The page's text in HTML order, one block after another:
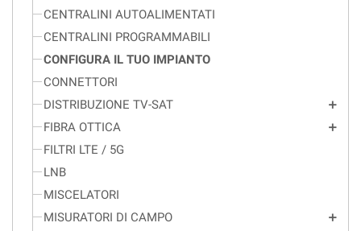
CENTRALINI AUTOALIMENTATI
CENTRALINI PROGRAMMABILI
CONFIGURA IL TUO IMPIANTO
CONNETTORI
DISTRIBUZIONE TV-SAT
add
FIBRA OTTICA add
FILTRI LTE / 5G
LNB
MISCELATORI
MISURATORI DI CAMPO
add